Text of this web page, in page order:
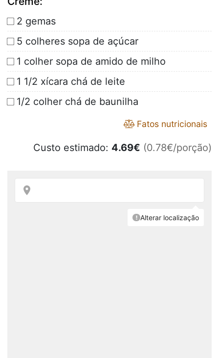
2 gemas
5 colheres sopa de açúcar
1 colher sopa de amido de milho
1 1/2 xícara chá de leite
1/2 colher chá de baunilha
Fatos nutricionais
Custo estimado: 4.69€ (0.78€/porção)